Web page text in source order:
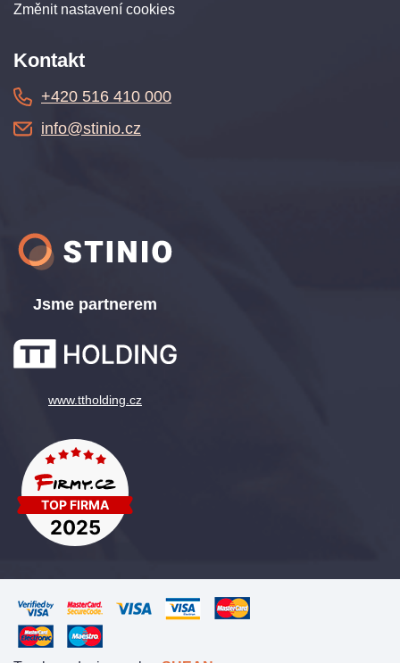
Změnit nastavení cookies
Jsme partnerem
www.ttholding.cz
Kontakt
+420 516 410 000
info@stinio.cz